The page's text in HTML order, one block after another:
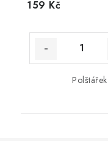
159 Kč